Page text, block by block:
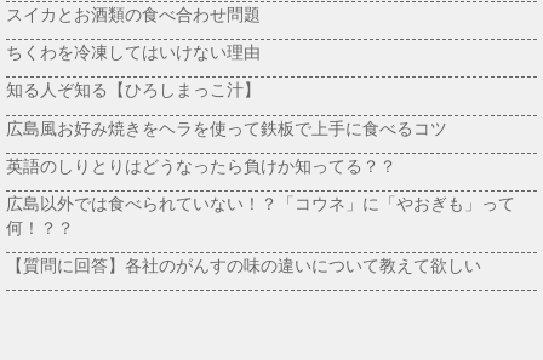
スイカとお酒類の食べ合わせ問題
ちくわを冷凍してはいけない理由
知る人ぞ知る【ひろしまっこ汁】
広島風お好み焼きをヘラを使って鉄板で上手に食べるコツ
英語のしりとりはどうなったら負けか知ってる？？
広島以外では食べられていない！？「コウネ」に「やおぎも」って
何！？？
【質問に回答】各社のがんすの味の違いについて教えて欲しい